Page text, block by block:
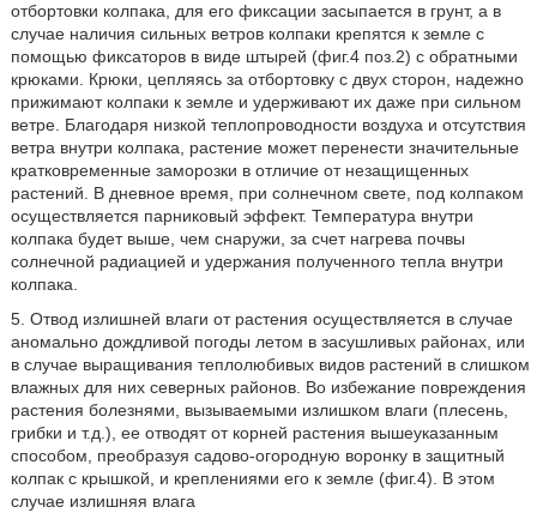
отбортовки колпака, для его фиксации засыпается в грунт, а в
случае наличия сильных ветров колпаки крепятся к земле с
помощью фиксаторов в виде штырей (фиг.4 поз.2) с обратными
крюками. Крюки, цепляясь за отбортовку с двух сторон, надежно
прижимают колпаки к земле и удерживают их даже при сильном
ветре. Благодаря низкой теплопроводности воздуха и отсутствия
ветра внутри колпака, растение может перенести значительные
кратковременные заморозки в отличие от незащищенных
растений. В дневное время, при солнечном свете, под колпаком
осуществляется парниковый эффект. Температура внутри
колпака будет выше, чем снаружи, за счет нагрева почвы
солнечной радиацией и удержания полученного тепла внутри
колпака.
5. Отвод излишней влаги от растения осуществляется в случае
аномально дождливой погоды летом в засушливых районах, или
в случае выращивания теплолюбивых видов растений в слишком
влажных для них северных районов. Во избежание повреждения
растения болезнями, вызываемыми излишком влаги (плесень,
грибки и т.д.), ее отводят от корней растения вышеуказанным
способом, преобразуя садово-огородную воронку в защитный
колпак с крышкой, и креплениями его к земле (фиг.4). В этом
случае излишняя влага